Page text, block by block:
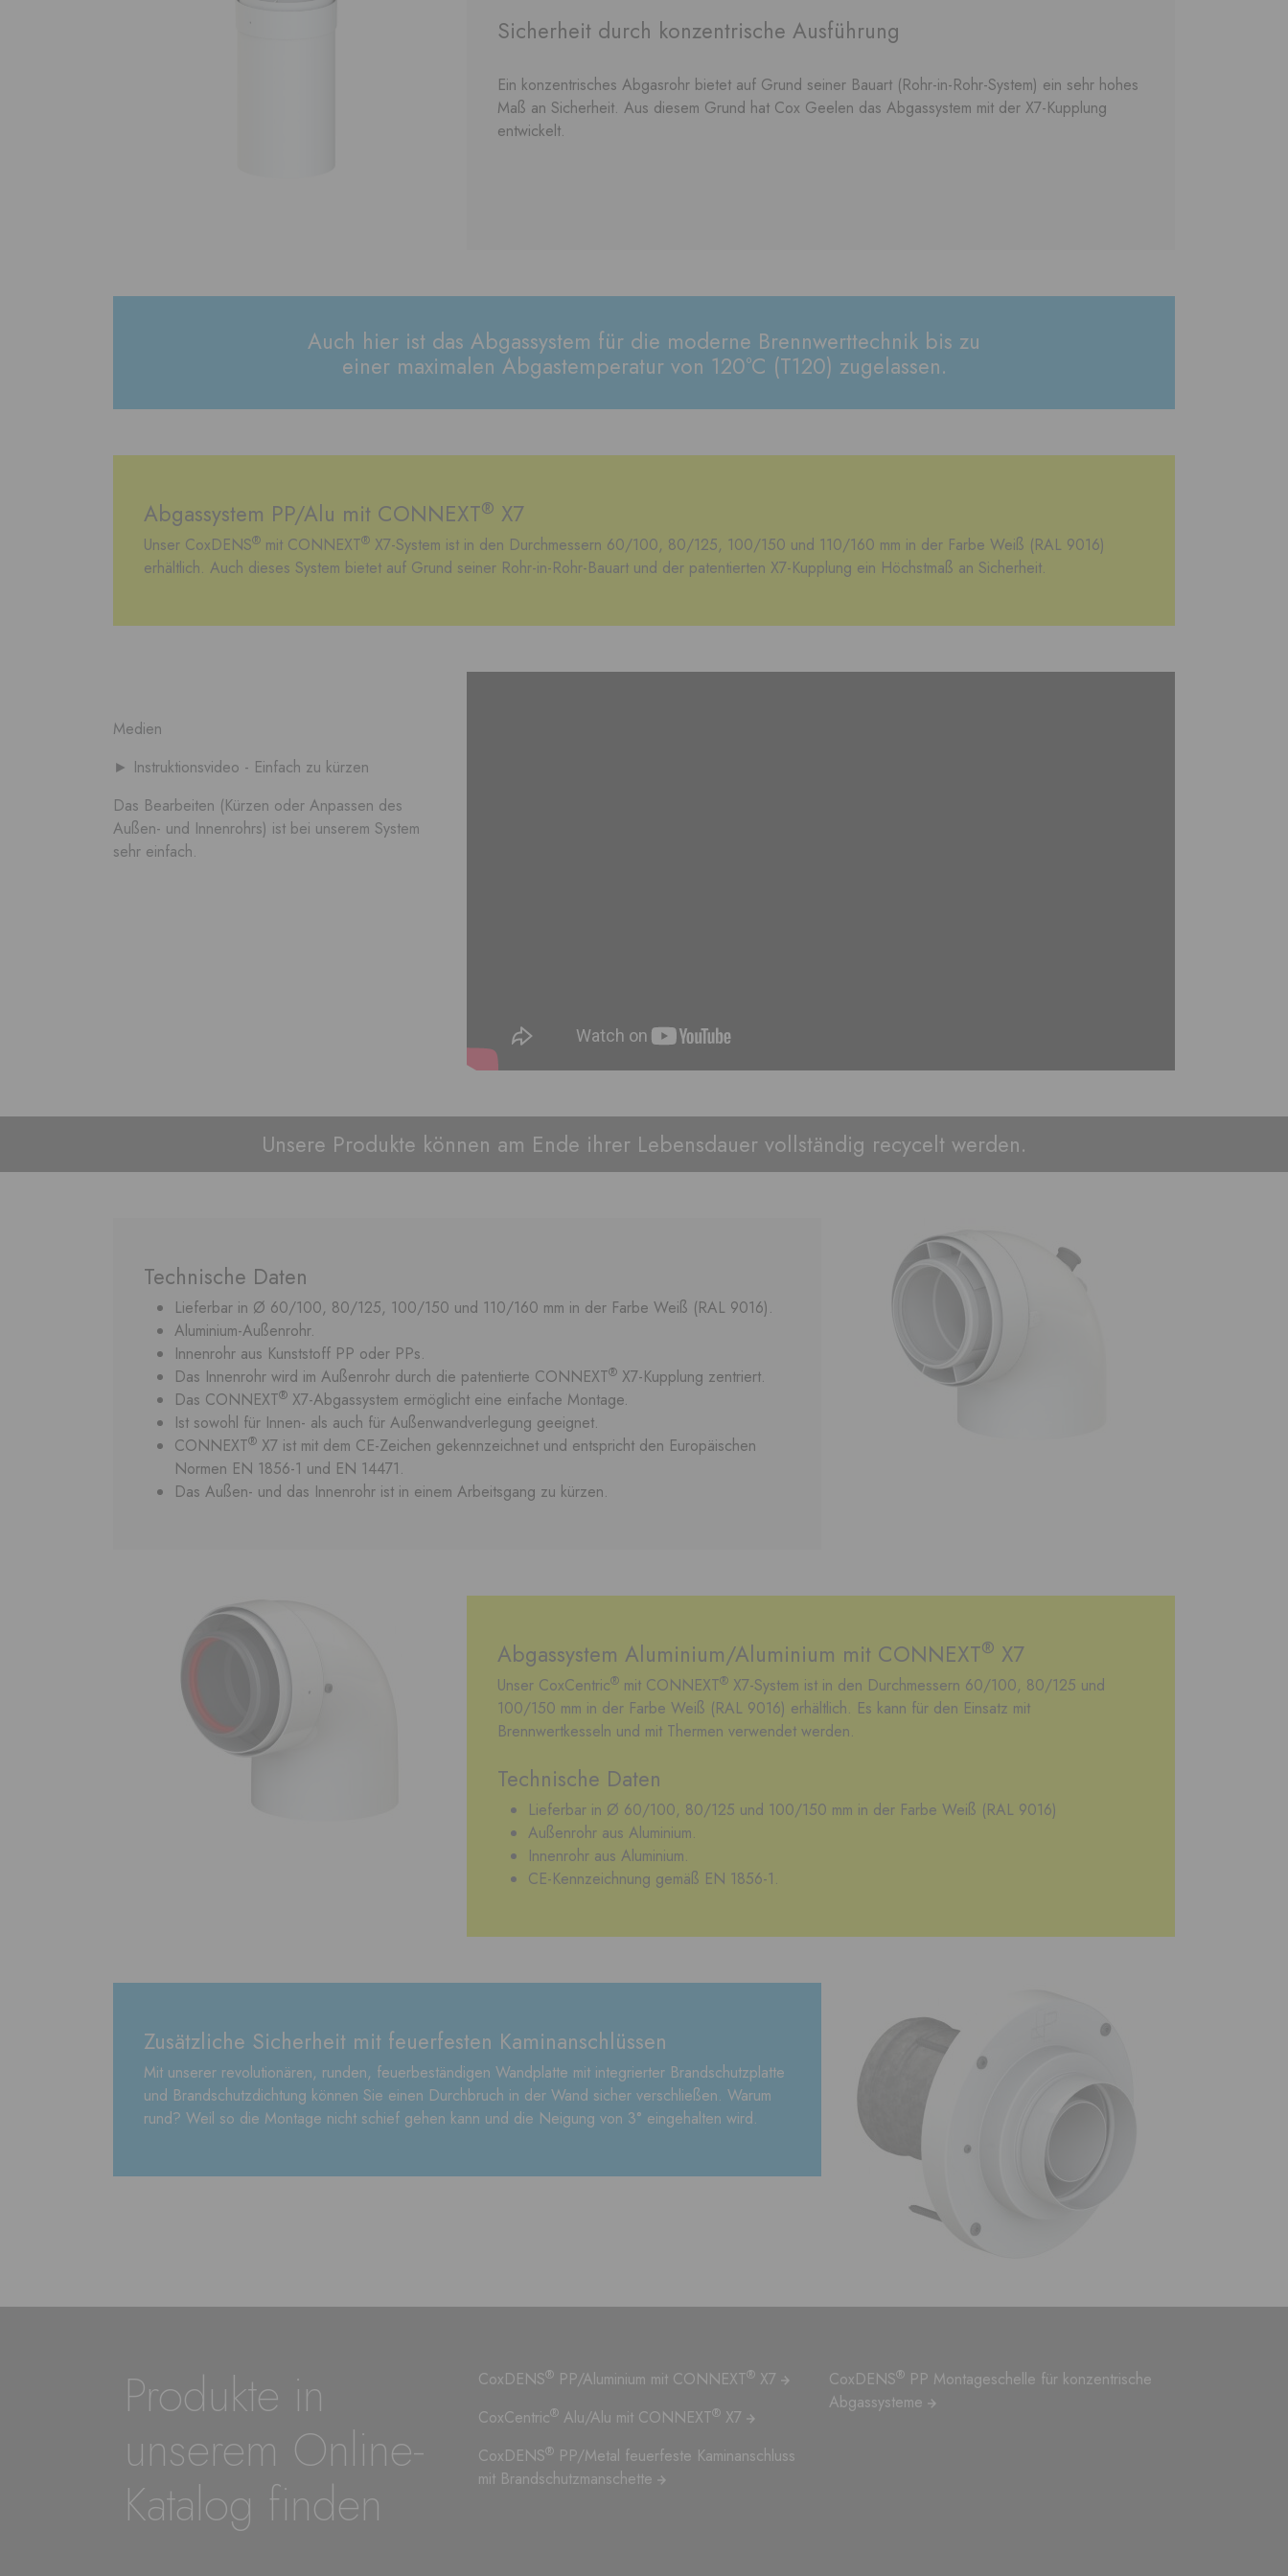
Sicherheit durch konzentrische Ausführung
Ein konzentrisches Abgasrohr bietet auf Grund seiner Bauart (Rohr-in-Rohr-System) ein sehr hohes
Maß an Sicherheit. Aus diesem Grund hat Cox Geelen das Abgassystem mit der X7-Kupplung
entwickelt.
Auch hier ist das Abgassystem für die moderne Brennwerttechnik bis zu
einer maximalen Abgastemperatur von 120°C (T120) zugelassen.
Abgassystem PP/Alu mit CONNEXT® X7
Unser CoxDENS® mit CONNEXT® X7-System ist in den Durchmessern 60/100, 80/125, 100/150 und 110/160 mm in der Farbe Weiß (RAL 9016)
erhältlich. Auch dieses System bietet auf Grund seiner Rohr-in-Rohr-Bauart und der patentierten X7-Kupplung ein Höchstmaß an Sicherheit.
Medien
► Instruktionsvideo - Einfach zu kürzen
Das Bearbeiten (Kürzen oder Anpassen des
Außen- und Innenrohrs) ist bei unserem System
sehr einfach.
Unsere Produkte können am Ende ihrer Lebensdauer vollständig recycelt werden.
Technische Daten
Lieferbar in Ø 60/100, 80/125, 100/150 und 110/160 mm in der Farbe Weiß (RAL 9016).
Aluminium-Außenrohr.
Innenrohr aus Kunststoff PP oder PPs.
Das Innenrohr wird im Außenrohr durch die patentierte CONNEXT® X7-Kupplung zentriert.
Das CONNEXT® X7-Abgassystem ermöglicht eine einfache Montage.
Ist sowohl für Innen- als auch für Außenwandverlegung geeignet.
CONNEXT® X7 ist mit dem CE-Zeichen gekennzeichnet und entspricht den Europäischen
Normen EN 1856-1 und EN 14471.
Das Außen- und das Innenrohr ist in einem Arbeitsgang zu kürzen.
Abgassystem Aluminium/Aluminium mit CONNEXT® X7
Unser CoxCentric® mit CONNEXT® X7-System ist in den Durchmessern 60/100, 80/125 und
100/150 mm in der Farbe Weiß (RAL 9016) erhältlich. Es kann für den Einsatz mit
Brennwertkesseln und mit Thermen verwendet werden.
Technische Daten
Lieferbar in Ø 60/100, 80/125 und 100/150 mm in der Farbe Weiß (RAL 9016)
Außenrohr aus Aluminium.
Innenrohr aus Aluminium.
CE-Kennzeichnung gemäß EN 1856-1.
Zusätzliche Sicherheit mit feuerfesten Kaminanschlüssen
Mit unserer revolutionären, runden, feuerbeständigen Wandplatte mit integrierter Brandschutzplatte
und Brandschutzdichtung können Sie einen Durchbruch in der Wand sicher verschließen. Warum
rund? Weil so die Montage nicht schief gehen kann und die Neigung von 3° eingehalten wird.
Produkte in
unserem Online-
Katalog finden
CoxDENS® PP/Aluminium mit CONNEXT® X7
CoxCentric® Alu/Alu mit CONNEXT® X7
CoxDENS® PP/Metal feuerfeste Kaminanschluss
mit Brandschutzmanschette
CoxDENS®PP Montageschelle für konzentrische
Abgassysteme